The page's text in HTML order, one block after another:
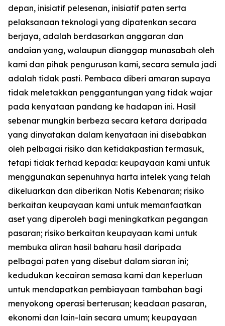
depan, inisiatif pelesenan, inisiatif paten serta
pelaksanaan teknologi yang dipatenkan secara
berjaya, adalah berdasarkan anggaran dan
andaian yang, walaupun dianggap munasabah oleh
kami dan pihak pengurusan kami, secara semula jadi
adalah tidak pasti. Pembaca diberi amaran supaya
tidak meletakkan penggantungan yang tidak wajar
pada kenyataan pandang ke hadapan ini. Hasil
sebenar mungkin berbeza secara ketara daripada
yang dinyatakan dalam kenyataan ini disebabkan
oleh pelbagai risiko dan ketidakpastian termasuk,
tetapi tidak terhad kepada: keupayaan kami untuk
menggunakan sepenuhnya harta intelek yang telah
dikeluarkan dan diberikan Notis Kebenaran; risiko
berkaitan keupayaan kami untuk memanfaatkan
aset yang diperoleh bagi meningkatkan pegangan
pasaran; risiko berkaitan keupayaan kami untuk
membuka aliran hasil baharu hasil daripada
pelbagai paten yang disebut dalam siaran ini;
kedudukan kecairan semasa kami dan keperluan
untuk mendapatkan pembiayaan tambahan bagi
menyokong operasi berterusan; keadaan pasaran,
ekonomi dan lain-lain secara umum; keupayaan